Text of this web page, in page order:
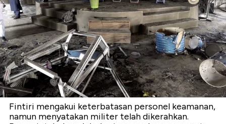
Fintiri mengakui keterbatasan personel keamanan,
namun menyatakan militer telah dikerahkan.